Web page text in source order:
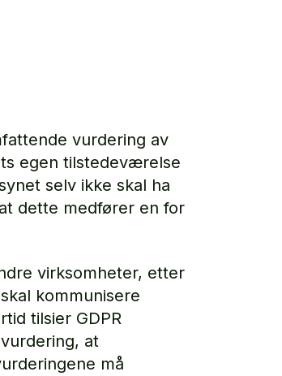
vurdering av
egen tilstedeværelse
selv ikke skal ha
dette medfører en for
virksomheter, etter
kommunisere
tilsier GDPR
at
må